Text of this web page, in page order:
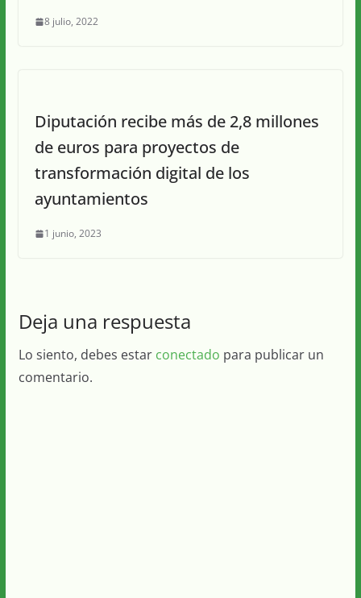
8 julio, 2022
Diputación recibe más de 2,8 millones
de euros para proyectos de
transformación digital de los
ayuntamientos
1 junio, 2023
Deja una respuesta
Lo siento, debes estar conectado para publicar un
comentario.